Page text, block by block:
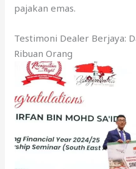
pajakan emas.
Testimoni Dealer Berjaya:
Ribuan Orang